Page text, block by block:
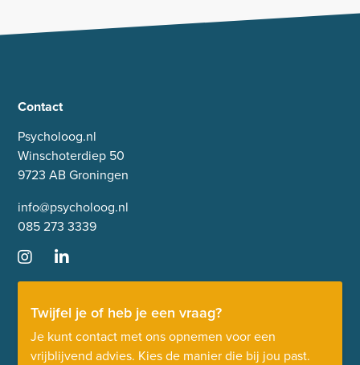
Contact
Psycholoog.nl
Winschoterdiep 50
9723 AB Groningen
info@psycholoog.nl
085 273 3339
Twijfel je of heb je een vraag?
Je kunt contact met ons opnemen voor een
vrijblijvend advies. Kies de manier die bij jou past.